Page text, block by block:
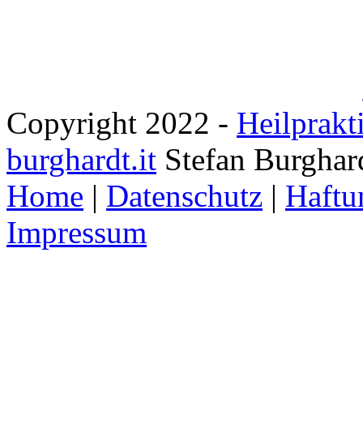
Copyright 2022 -
burghardt.it Stefan
Home | Datenschutz |
Impressum